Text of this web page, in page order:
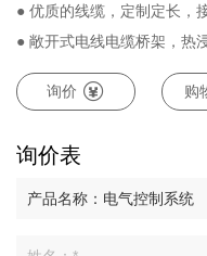
● 优质的线缆，定制定长，
● 敞开式电线电缆桥架，热
询价 购
询价表